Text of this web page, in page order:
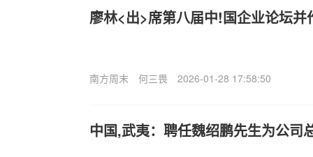
廖林<出>席第八届中!国企业论坛并
南方周末 何三畏 2026-01-28 17:58:50
中国,武夷：聘任魏绍鹏先生为公司